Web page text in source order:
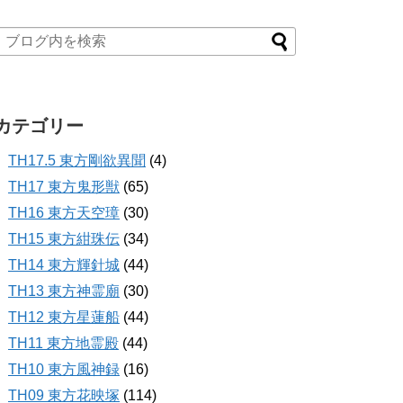
テゴリー
TH17.5 東方剛欲異聞 (4)
TH17 東方鬼形獣 (65)
TH16 東方天空璋 (30)
TH15 東方紺珠伝 (34)
TH14 東方輝針城 (44)
TH13 東方神霊廟 (30)
TH12 東方星蓮船 (44)
TH11 東方地霊殿 (44)
TH10 東方風神録 (16)
TH09 東方花映塚 (114)